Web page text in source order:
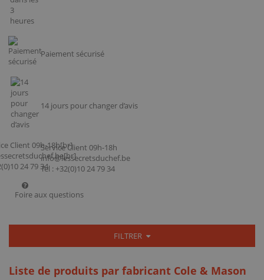
Paiement sécurisé
14 jours pour changer d’avis
Service Client 09h-18h
info@lessecretsduchef.be
Tel : +32(0)10 24 79 34
Foire aux questions
FILTRER
Liste de produits par fabricant Cole & Mason